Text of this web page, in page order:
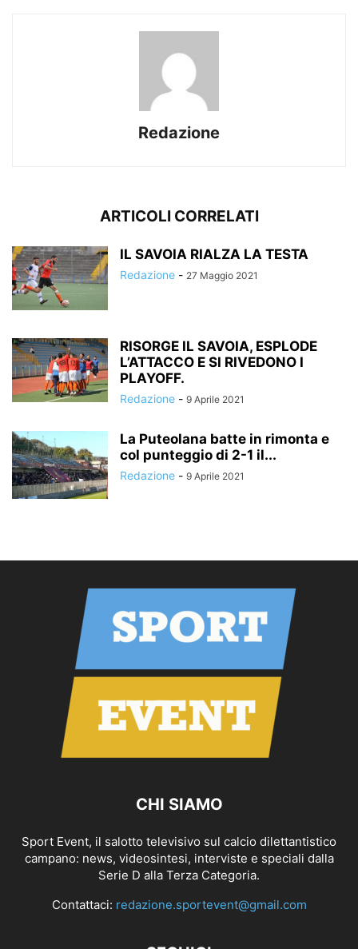
Redazione
ARTICOLI CORRELATI
IL SAVOIA RIALZA LA TESTA
Redazione - 27 Maggio 2021
RISORGE IL SAVOIA, ESPLODE
L’ATTACCO E SI RIVEDONO I
PLAYOFF.
Redazione - 9 Aprile 2021
La Puteolana batte in rimonta e
col punteggio di 2-1 il...
Redazione - 9 Aprile 2021
CHI SIAMO
Sport Event, il salotto televisivo sul calcio dilettantistico
campano: news, videosintesi, interviste e speciali dalla
Serie D alla Terza Categoria.
Contattaci: redazione.sportevent@gmail.com